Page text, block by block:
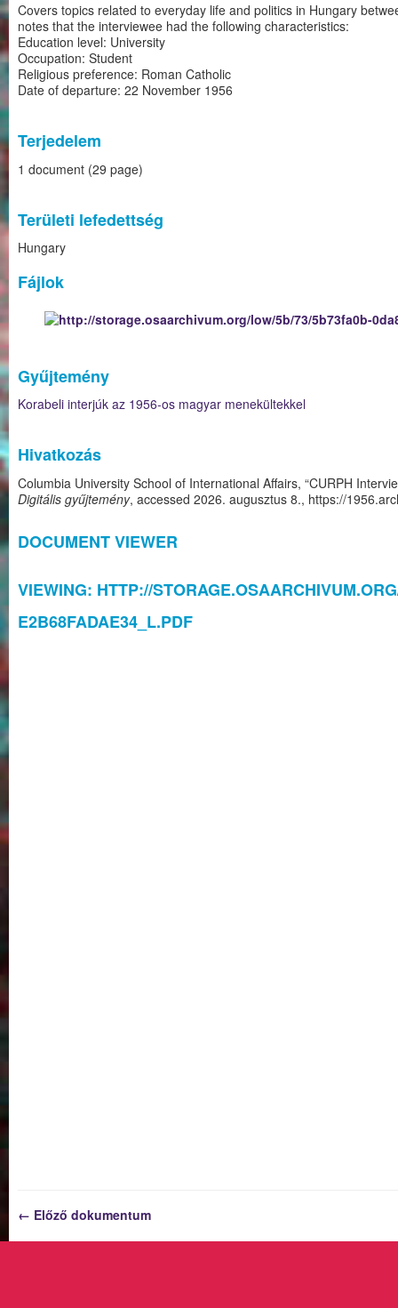
Covers topics related to everyday life and politics in Hungary
notes that the interviewee had the following characteristics:
Education level: University
Occupation: Student
Religious preference: Roman Catholic
Date of departure: 22 November 1956
Terjedelem
1 document (29 page)
Területi lefedettség
Hungary
Fájlok
Gyűjtemény
Korabeli interjúk az 1956-os magyar menekültekkel
Hivatkozás
Columbia University School of International Affairs, “CURPH
Digitális gyűjtemény, accessed 2026. augusztus 8., https://
DOCUMENT VIEWER
VIEWING: HTTP://
E2B68FADAE34_L.PDF
← Előző dokumentum